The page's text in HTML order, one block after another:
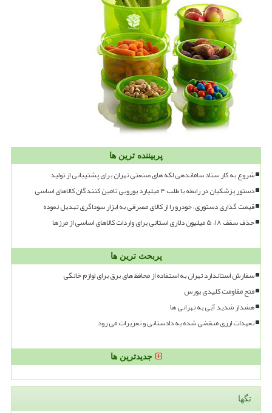
پربیننده ترین ها
شروع به کار ستاد ساماندهی لکه های صنعتی تهران برای پشتیبانی از تولید
دستور پزشکیان در رابطه با طلب ۴ میلیارد یورویی تامین کنندگان کالاهای اساسی
قیمت گذاری دستوری، خودرو را از کالای مصرفی به ابزار سوداگری تبدیل نموده
حذف سقف ۱۸، ۵ میلیون دلاری استانی برای واردات کالاهای اساسی از مرزها
پربحث ترین ها
سفارش استاندارد تهران به استفاده از محافظ های برق برای لوازم خانگی
فتح مقاومت کلیدی بورس
هشدار شدید آبی به تهرانی ها
تعهدات ارزی منقضی شده به دادستانی و تعزیرات می رود
جدیدترین ها
تگها